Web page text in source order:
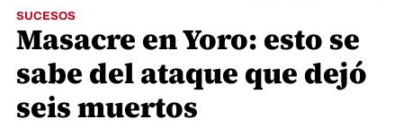
SUCESOS
Masacre en Yoro: esto se
sabe del ataque que dejó
seis muertos